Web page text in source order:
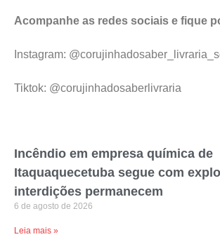
Acompanhe as redes sociais e fique
Instagram:
Tiktok: @corujinhadosaberlivraria
Incêndio em empresa química de
Itaquaquecetuba segue com
interdições permanecem
6 de agosto de 2026
Leia mais »